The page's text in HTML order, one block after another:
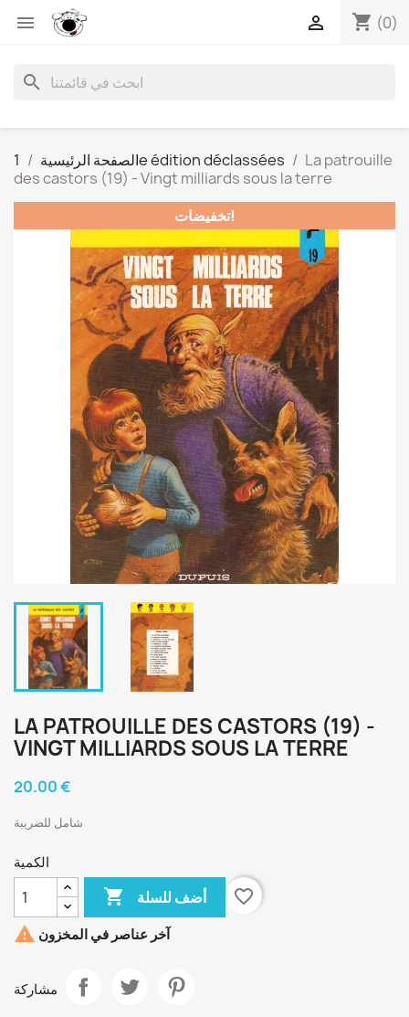
 shopping_cart (0)

search
الصفحة الرئيسية1e édition déclassées
La patrouille
des castors (19) - Vingt milliards sous la terre
تخفيضات!
LA PATROUILLE DES CASTORS (19) -
VINGT MILLIARDS SOUS LA TERRE
20.00 €
شامل للضريبة
الكمية
 أضف للسلة
favorite_border
 آخر عناصر في المخزون
مشاركة